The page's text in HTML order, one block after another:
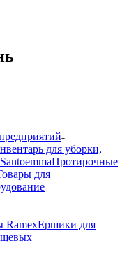
для уборки,
Протирочные
для
RamexЕршики для